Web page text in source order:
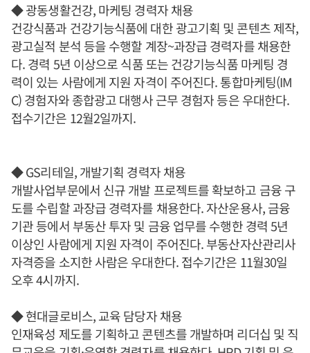
◆ 광동생활건강, 마케팅 경력자 채용
건강식품과 건강기능식품에 대한 광고기획 및 콘텐츠 제작,
광고실적 분석 등을 수행할 계장~과장급 경력자를 채용한
다. 경력 5년 이상으로 식품 또는 건강기능식품 마케팅 경
력이 있는 사람에게 지원 자격이 주어진다. 통합마케팅(IM
C) 경험자와 종합광고 대행사 근무 경험자 등은 우대한다.
접수기간은 12월2일까지.
◆ GS리테일, 개발기획 경력자 채용
개발사업부문에서 신규 개발 프로젝트를 확보하고 금융 구
도를 수립할 과장급 경력자를 채용한다. 자산운용사, 금융
기관 등에서 부동산 투자 및 금융 업무를 수행한 경력 5년
이상인 사람에게 지원 자격이 주어진다. 부동산자산관리사
자격증을 소지한 사람은 우대한다. 접수기간은 11월30일
오후 4시까지.
◆ 현대글로비스, 교육 담당자 채용
인재육성 제도를 기획하고 콘텐츠를 개발하며 리더십 및 직